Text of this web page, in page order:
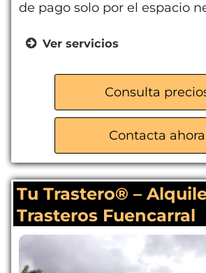
de pago solo por el espacio
Ver servicios
Trasteros para
Trasteros para
Consulta
Contacta ahora
Tu Trastero® –
Trasteros Fuencarral